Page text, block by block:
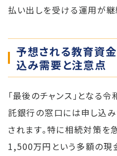
払い出しを受ける運用が継
予想される教育資
込み需要と注意点
「最後のチャンス」となる
託銀行の窓口には申し込
されます。特に相続対策を
1,500万円という多額の現